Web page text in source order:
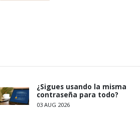
¿Sigues usando la misma
contraseña para todo?
03 AUG 2026